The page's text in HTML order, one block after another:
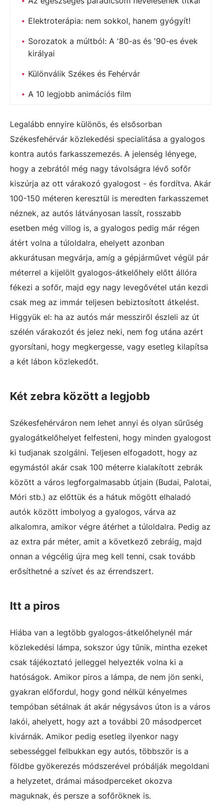
Elektroterápia: nem sokkol, hanem gyógyít!
Sorozatok a múltból: A '80-as és '90-es évek
királyai
Különválik Székes és Fehérvár
A 10 legjobb animációs film
Legalább ennyire különös, és elsősorban
Székesfehérvár közlekedési specialitása a gyalogos
kontra autós farkasszemezés. A jelenség lényege,
hogy a zebrától még nagy távolságra lévő sofőr
kiszúrja az ott várakozó gyalogost - és fordítva. Akár
100-150 méteren keresztül is meredten farkasszemet
néznek, az autós látványosan lassít, rosszabb
esetben még villog is, a gyalogos pedig már régen
átért volna a túloldalra, ehelyett azonban
akkurátusan megvárja, amíg a gépjárművet végül pár
méterrel a kijelölt gyalogos-átkelőhely előtt állóra
fékezi a sofőr, majd egy nagy levegővétel után kezdi
csak meg az immár teljesen bebiztosított átkelést.
Higgyük el: ha az autós már messziről észleli az út
szélén várakozót és jelez neki, nem fog utána azért
gyorsítani, hogy megkergesse, vagy esetleg kilapítsa
a két lábon közlekedőt.
Két zebra között a legjobb
Székesfehérváron nem lehet annyi és olyan sűrűség
gyalogátkelőhelyet felfesteni, hogy minden gyalogost
ki tudjanak szolgálni. Teljesen elfogadott, hogy az
egymástól akár csak 100 méterre kialakított zebrák
között a város legforgalmasabb útjain (Budai, Palotai,
Móri stb.) az előttük és a hátuk mögött elhaladó
autók között imbolyog a gyalogos, várva az
alkalomra, amikor végre átérhet a túloldalra. Pedig az
az extra pár méter, amit a következő zebráig, majd
onnan a végcélig újra meg kell tenni, csak tovább
erősíthetné a szívet és az érrendszert.
Itt a piros
Hiába van a legtöbb gyalogos-átkelőhelynél már
közlekedési lámpa, sokszor úgy tűnik, mintha ezeket
csak tájékoztató jelleggel helyezték volna ki a
hatóságok. Amikor piros a lámpa, de nem jön senki,
gyakran előfordul, hogy gond nélkül kényelmes
tempóban sétálnak át akár négysávos úton is a város
lakói, ahelyett, hogy azt a további 20 másodpercet
kivárnák. Amikor pedig esetleg ilyenkor nagy
sebességgel felbukkan egy autós, többször is a
földbe gyökerezés módszerével próbálják megoldani
a helyzetet, drámai másodperceket okozva
maguknak, és persze a sofőröknek is.